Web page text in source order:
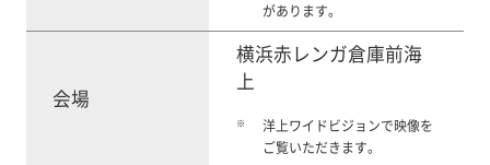
があります。
会場
横浜赤レンガ倉庫前海
上
※
洋上ワイドビジョンで映像を
ご覧いただきます。